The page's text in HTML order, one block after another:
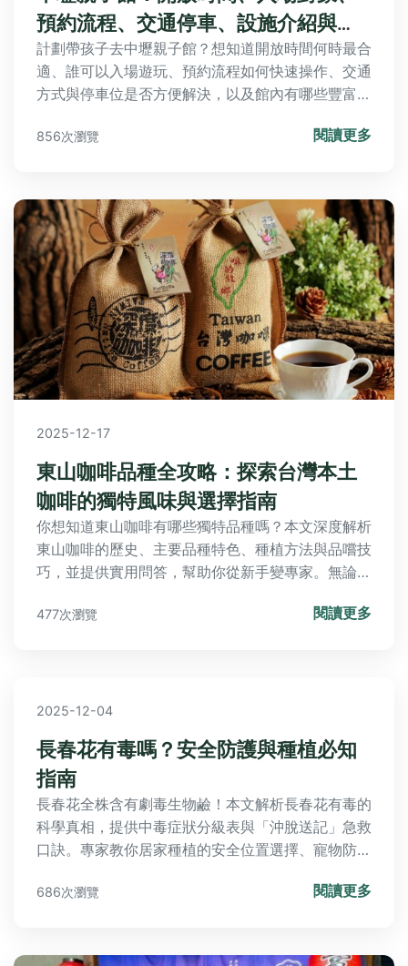
預約流程、交通停車、設施介紹與
FAQ全攻略
計劃帶孩子去中壢親子館？想知道開放時間何時最合
適、誰可以入場遊玩、預約流程如何快速操作、交通
方式與停車位是否方便解決，以及館內有哪些豐富兒
完美親子時光！
856次瀏覽 閱讀更多
2025-12-17
東山咖啡品種全攻略：探索台灣本土
咖啡的獨特風味與選擇指南
你想知道東山咖啡有哪些獨特品種嗎？本文深度解析
東山咖啡的歷史、主要品種特色、種植方法與品嚐技
巧，並提供實用問答，幫助你從新手變專家。無論是
477次瀏覽 閱讀更多
2025-12-04
長春花有毒嗎？安全防護與種植必知
指南
長春花全株含有劇毒生物鹼！本文解析長春花有毒的
科學真相，提供中毒症狀分級表與「沖脫送記」急救
口訣。專家教你居家種植的安全位置選擇、寵物防護
師專業建議與緊急處理步驟，讓您安心享受園藝樂
686次瀏覽 閱讀更多